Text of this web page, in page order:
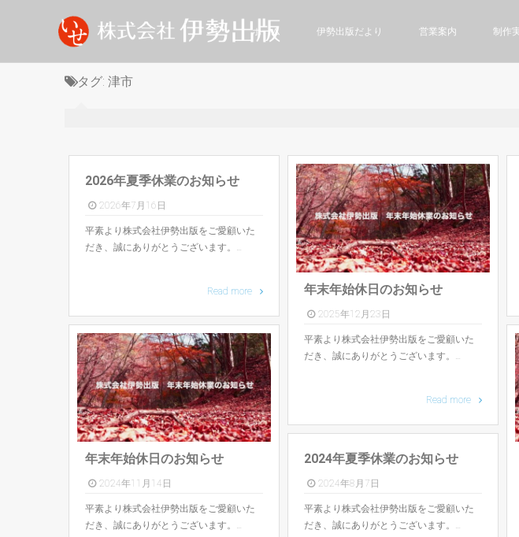
ホーム 伊勢出版だより 営業案内 制作
タグ: 津市
2026年夏季休業のお知らせ
2026年7月16日
平素より株式会社伊勢出版をご愛顧いた
だき、誠にありがとうございます。…
Read more 年末年始休日のお知らせ
2025年12月23日
平素より株式会社伊勢出版をご愛顧いた
だき、誠にありがとうございます。…
Read more
年末年始休日のお知らせ
2024年11月14日
平素より株式会社伊勢出版をご愛顧いた
だき、誠にありがとうございます。…
2024年夏季休業のお知らせ
2024年8月7日
平素より株式会社伊勢出版をご愛顧いた
だき、誠にありがとうございます。…